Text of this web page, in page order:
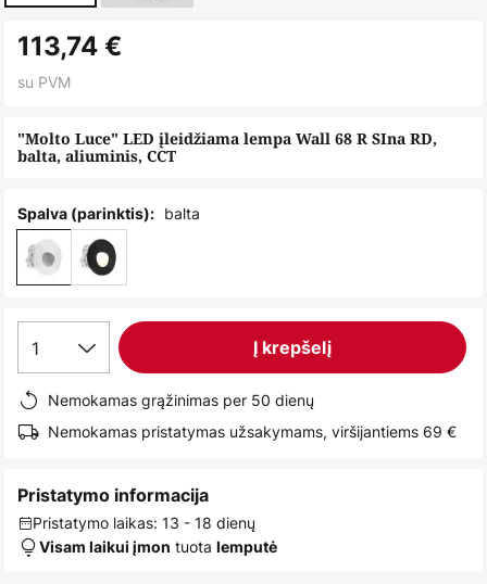
to
the
of
the
gallery
"Molto Luce" LED įleidžiama lempa Wall 68 R SIna RD,
balta, aliuminis, CCT
113,74 €
su PVM
Spalva (parinktis): balta
1 Į krepšelį
Nemokamas grąžinimas per 50 dienų
Nemokamas pristatymas užsakymams, viršijantiems 69 €
Pristatymo informacija
Pristatymo laikas: 13 - 18 dienų
Visam laikui įmon tuota lemputė